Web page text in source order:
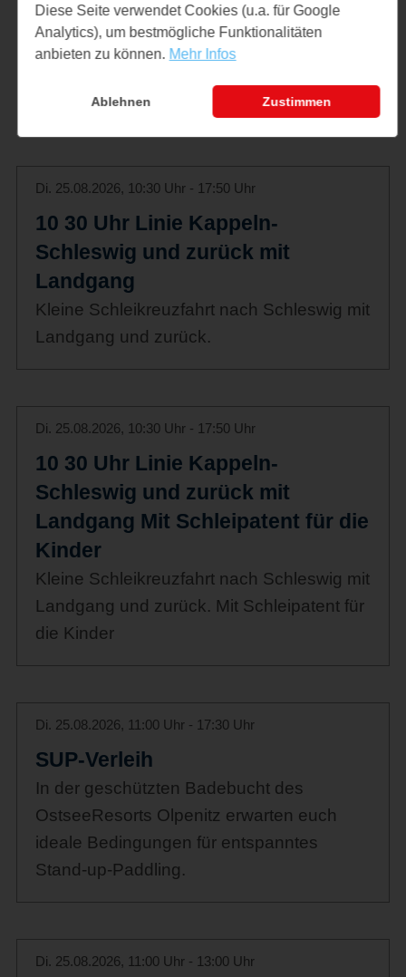
zurück
10:30 h M/S Nordlicht - Linie Kappeln -
Entdeckertour für Kinder) und zurück
Di. 25.08.2026, 10:30 Uhr - 17:50 Uhr
10 30 Uhr Linie Kappeln-
Schleswig und zurück mit
Landgang
Kleine Schleikreuzfahrt nach Schleswig mit
Landgang und zurück.
Di. 25.08.2026, 10:30 Uhr - 17:50 Uhr
10 30 Uhr Linie Kappeln-
Schleswig und zurück mit
Landgang Mit Schleipatent für die
Kinder
Kleine Schleikreuzfahrt nach Schleswig mit
Landgang und zurück. Mit Schleipatent für
die Kinder
Di. 25.08.2026, 11:00 Uhr - 17:30 Uhr
SUP-Verleih
In der geschützten Badebucht des
OstseeResorts Olpenitz erwarten euch
ideale Bedingungen für entspanntes
Stand-up-Paddling.
Di. 25.08.2026, 11:00 Uhr - 13:00 Uhr
Diese Seite verwendet Cookies (u.a. für Google
Analytics), um bestmögliche Funktionalitäten
anbieten zu können. Mehr Infos
Ablehnen Zustimmen